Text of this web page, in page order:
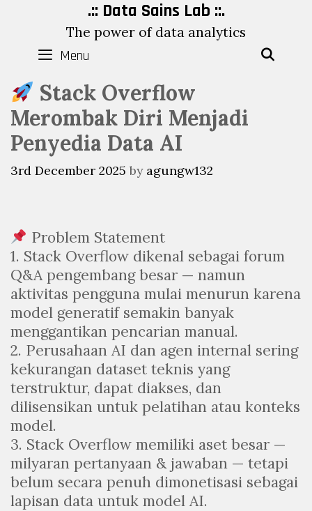
content
.:: Data Sains Lab ::.
The power of data analytics
Menu
Stack Overflow
Merombak Diri Menjadi
Penyedia Data AI
3rd December 2025 by agungw132
Problem Statement
1. Stack Overflow dikenal sebagai forum
Q&A pengembang besar — namun
aktivitas pengguna mulai menurun karena
model generatif semakin banyak
menggantikan pencarian manual.
2. Perusahaan AI dan agen internal sering
kekurangan dataset teknis yang
terstruktur, dapat diakses, dan
dilisensikan untuk pelatihan atau konteks
model.
3. Stack Overflow memiliki aset besar —
milyaran pertanyaan & jawaban — tetapi
belum secara penuh dimonetisasi sebagai
lapisan data untuk model AI.